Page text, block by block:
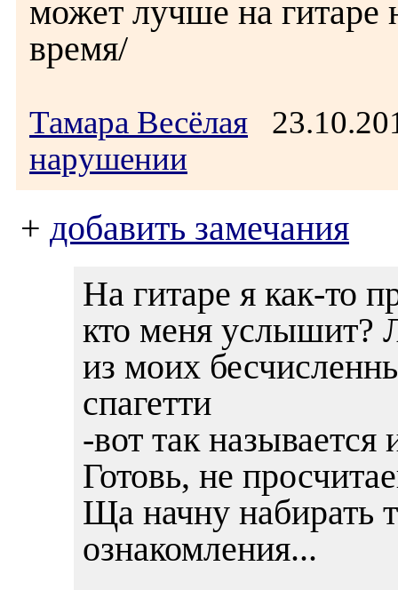
может лучше на гитаре
время/
Тамара Весёлая
нарушении
+ добавить замечания
На гитаре я как-то
кто меня услышит?
из моих
спагетти
-вот так
Готовь, не
Ща начну набирать
ознакомления...